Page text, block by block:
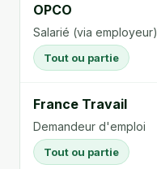
OPCO
Salarié (via employeur)
Tout ou partie
France Travail
Demandeur d'emploi
Tout ou partie